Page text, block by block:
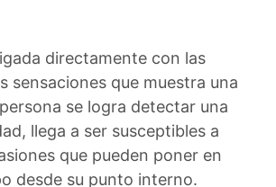
directamente con las
sensaciones que muestra una
se logra detectar una
llega a ser susceptibles a
que pueden poner en
desde su punto interno.